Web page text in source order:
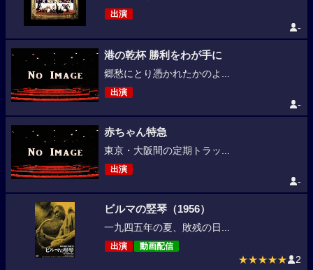
出演
-
港の乾杯 勝利をわが手に
郷愁にとり憑かれたかのよ...
出演
-
赤ちゃん特急
東京・大阪間の定期トラッ...
出演
-
ビルマの竪琴（1956）
一九四五年の夏、敗残の日...
出演 動画配信
★★★★★ 2